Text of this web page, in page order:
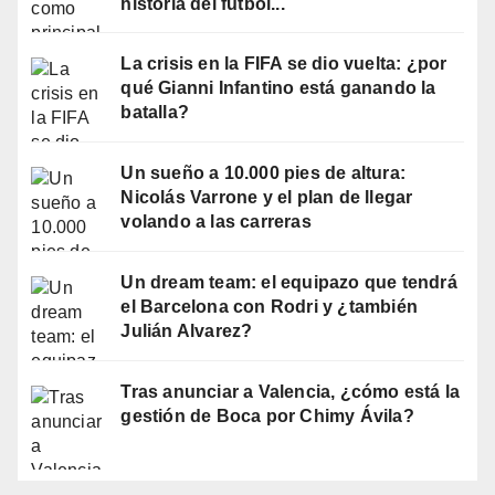
La crisis en la FIFA se dio vuelta: ¿por
qué Gianni Infantino está ganando la
batalla?
Un sueño a 10.000 pies de altura:
Nicolás Varrone y el plan de llegar
volando a las carreras
Un dream team: el equipazo que tendrá
el Barcelona con Rodri y ¿también
Julián Alvarez?
Tras anunciar a Valencia, ¿cómo está la
gestión de Boca por Chimy Ávila?